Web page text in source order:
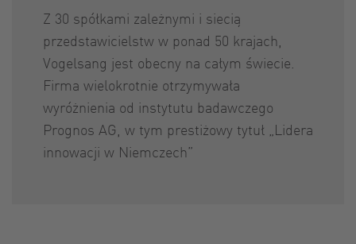
Z 30 spółkami zależnymi i siecią
przedstawicielstw w ponad 50 krajach,
Vogelsang jest obecny na całym świecie.
Firma wielokrotnie otrzymywała
wyróżnienia od instytutu badawczego
Prognos AG, w tym prestiżowy tytuł „Lidera
innowacji w Niemczech”